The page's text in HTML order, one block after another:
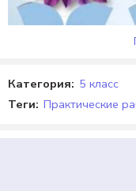
Категория: 5 класс
Теги: Практические